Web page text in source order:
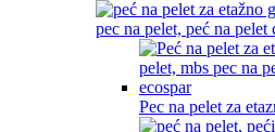
Pec na pelet za